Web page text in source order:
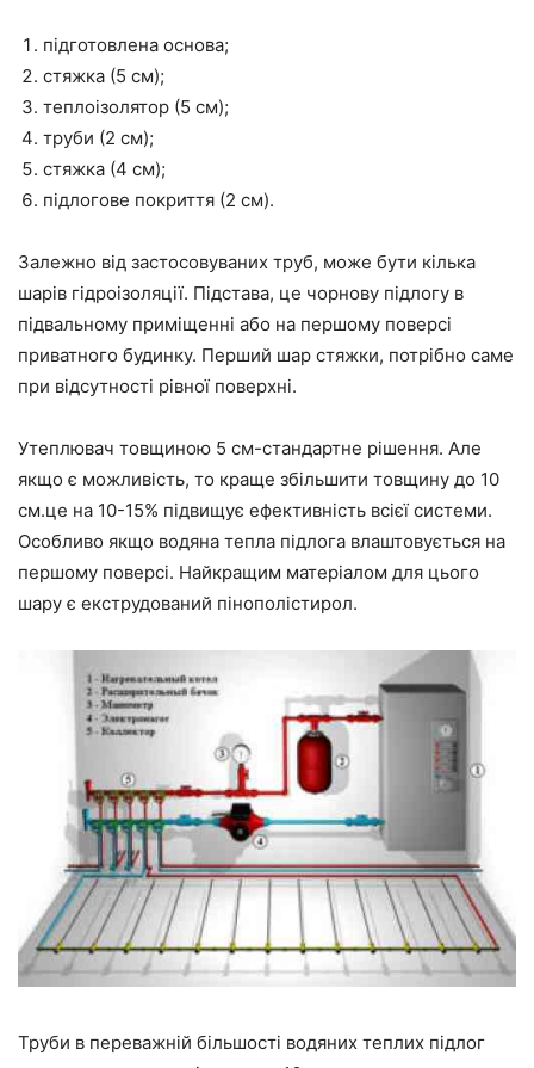
підготовлена основа;
стяжка (5 см);
теплоізолятор (5 см);
труби (2 см);
стяжка (4 см);
підлогове покриття (2 см).
Залежно від застосовуваних труб, може бути кілька
шарів гідроізоляції. Підстава, це чорнову підлогу в
підвальному приміщенні або на першому поверсі
приватного будинку. Перший шар стяжки, потрібно саме
при відсутності рівної поверхні.
Утеплювач товщиною 5 см-стандартне рішення. Але
якщо є можливість, то краще збільшити товщину до 10
см.це на 10-15% підвищує ефективність всієї системи.
Особливо якщо водяна тепла підлога влаштовується на
першому поверсі. Найкращим матеріалом для цього
шару є екструдований пінополістирол.
Труби в переважній більшості водяних теплих підлог